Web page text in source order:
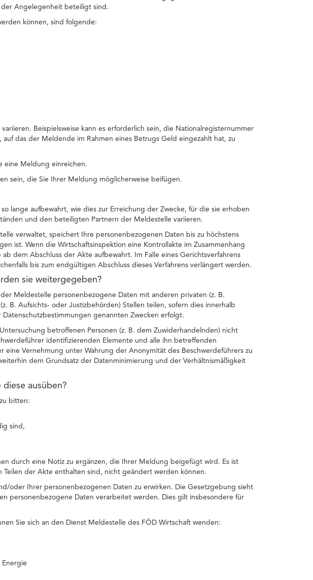
Angelegenheit beteiligt sind.
können, sind folgende:
Beispielsweise kann es erforderlich sein, die Nationalregisternummer
das der Meldende im Rahmen eines Betrugs Geld eingezahlt hat, zu
eine Meldung einreichen.
sein, die Sie Ihrer Meldung möglicherweise beifügen.
lange aufbewahrt, wie dies zur Erreichung der Zwecke, für die sie erhoben
und den beteiligten Partnern der Meldestelle variieren.
verwaltet, speichert Ihre personenbezogenen Daten bis zu höchstens
ist. Wenn die Wirtschaftsinspektion eine Kontrollakte im Zusammenhang
dem Abschluss der Akte aufbewahrt. Im Falle eines Gerichtsverfahrens
bis zum endgültigen Abschluss dieses Verfahrens verlängert werden.
sie weitergegeben?
Meldestelle personenbezogene Daten mit anderen privaten (z. B.
B. Aufsichts- oder Justizbehörden) Stellen teilen, sofern dies innerhalb
genannten Zwecken erfolgt.
betroffenen Personen (z. B. dem Zuwiderhandelnden) nicht
identifizierenden Elemente und alle ihn betreffenden
Vernehmung unter Wahrung der Anonymität des Beschwerdeführers zu
dem Grundsatz der Datenminimierung und der Verhältnismäßigkeit
ausüben?
bitten:
sind,
durch eine Notiz zu ergänzen, die Ihrer Meldung beigefügt wird. Es ist
der Akte enthalten sind, nicht geändert werden können.
oder Ihrer personenbezogenen Daten zu erwirken. Die Gesetzgebung sieht
personenbezogene Daten verarbeitet werden. Dies gilt insbesondere für
Sie sich an den Dienst Meldestelle des FÖD Wirtschaft wenden: